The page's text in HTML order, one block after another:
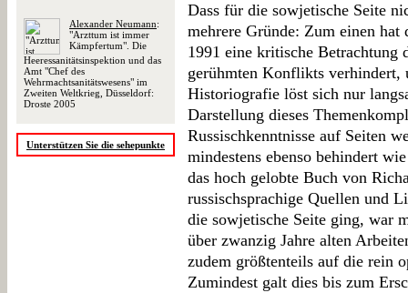
Alexander Neumann:
"Arzttum ist immer
Kämpfertum". Die
Heeressanitätsinspektion und das
Amt "Chef des
Wehrmachtsanitätswesens" im
Zweiten Weltkrieg, Düsseldorf:
Droste 2005
Unterstützen Sie die sehepunkte
Dass für die sowjetische Seite
mehrere Gründe: Zum einen
1991 eine kritische Betrachtung
gerühmten Konflikts verhindert,
Historiografie löst sich nur
Darstellung dieses
Russischkenntnisse auf Seiten
mindestens ebenso behindert
das hoch gelobte Buch von
russischsprachige Quellen und
die sowjetische Seite ging, war
über zwanzig Jahre alten
zudem größtenteils auf die rein
Zumindest galt dies bis zum